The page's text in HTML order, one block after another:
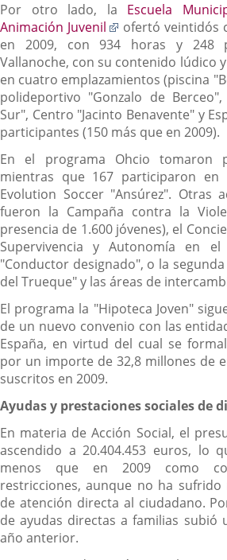
Por otro lado, la Escuela
Animación Juvenil
Enlace
a
una
aplicación
externa.
ofertó veintidós
en 2009, con 934 horas y 248
Vallanoche, con su contenido lúdico
en cuatro emplazamientos (piscina
polideportivo "Gonzalo de
Sur", Centro "Jacinto Benavente" y
participantes (150 más que en 2009).
En el programa Ohcio tomaron
mientras que 167 participaron en
Evolution Soccer "Ansúrez". Otras
fueron la Campaña contra la
presencia de 1.600 jóvenes), el
Supervivencia y Autonomía en
"Conductor designado", o la
del Trueque" y las áreas de
El programa la "Hipoteca Joven"
de un nuevo convenio con las
España, en virtud del cual se
por un importe de 32,8 millones de
suscritos en 2009.
Ayudas y prestaciones sociales de
En materia de Acción Social, el
ascendido a 20.404.453 euros, lo
menos que en 2009 como
restricciones, aunque no ha sufrido
de atención directa al ciudadano.
de ayudas directas a familias subió
año anterior.